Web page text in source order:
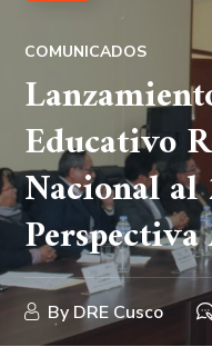
COMUNICADOS
Educativo
Nacional al
By DRE Cusco